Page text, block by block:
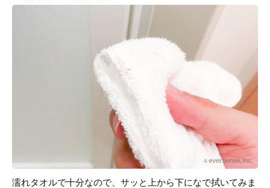
濡れタオルで十分なので、サッと上から下になで拭いてみま